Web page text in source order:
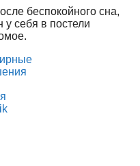
беспокойного сна,
у себя в постели